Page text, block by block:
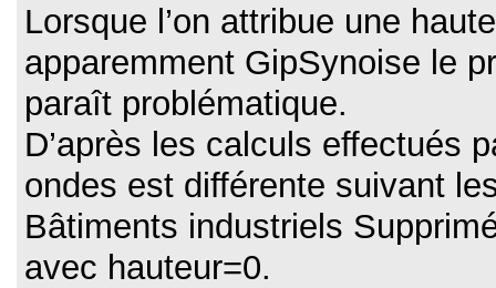
Lorsque l’on attribue une
apparemment GipSynoise le
paraît problématique.
D’après les calculs effectués
ondes est différente suivant
Bâtiments industriels
avec hauteur=0.